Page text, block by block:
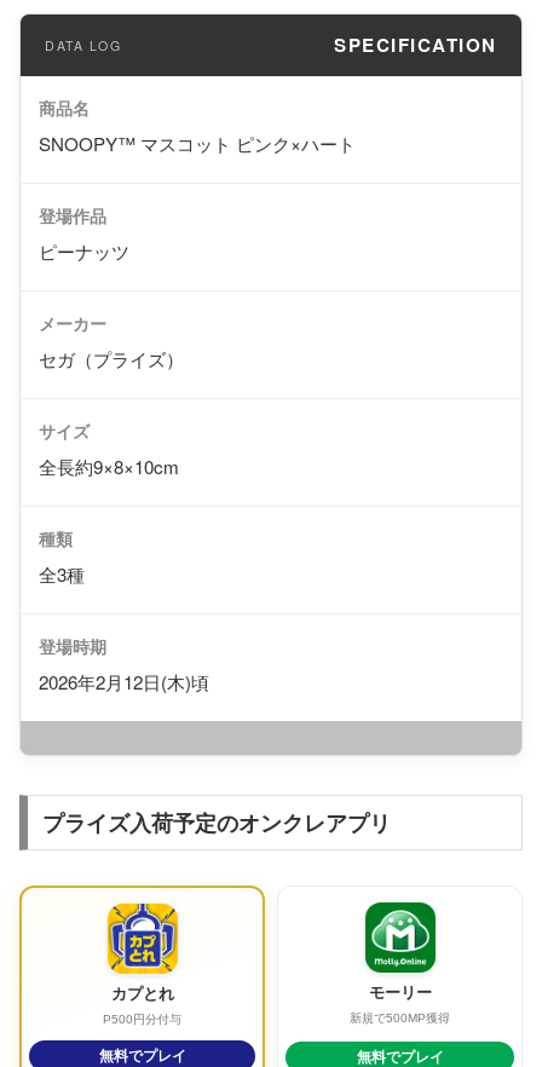
SPECIFICATION
商品名
SNOOPY™ マスコット ピンク×ハート
登場作品
ピーナッツ
メーカー
セガ（プライズ）
サイズ
全長約9×8×10cm
種類
全3種
登場時期
2026年2月12日(木)頃
プライズ入荷予定のオンクレアプリ
カプとれ
P500円分付与
無料でプレイ
モーリー
新規で500MP獲得
無料でプレイ